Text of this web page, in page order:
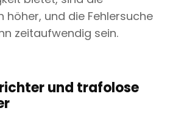
höher, und die Fehlersuche
zeitaufwendig sein.
und trafolose